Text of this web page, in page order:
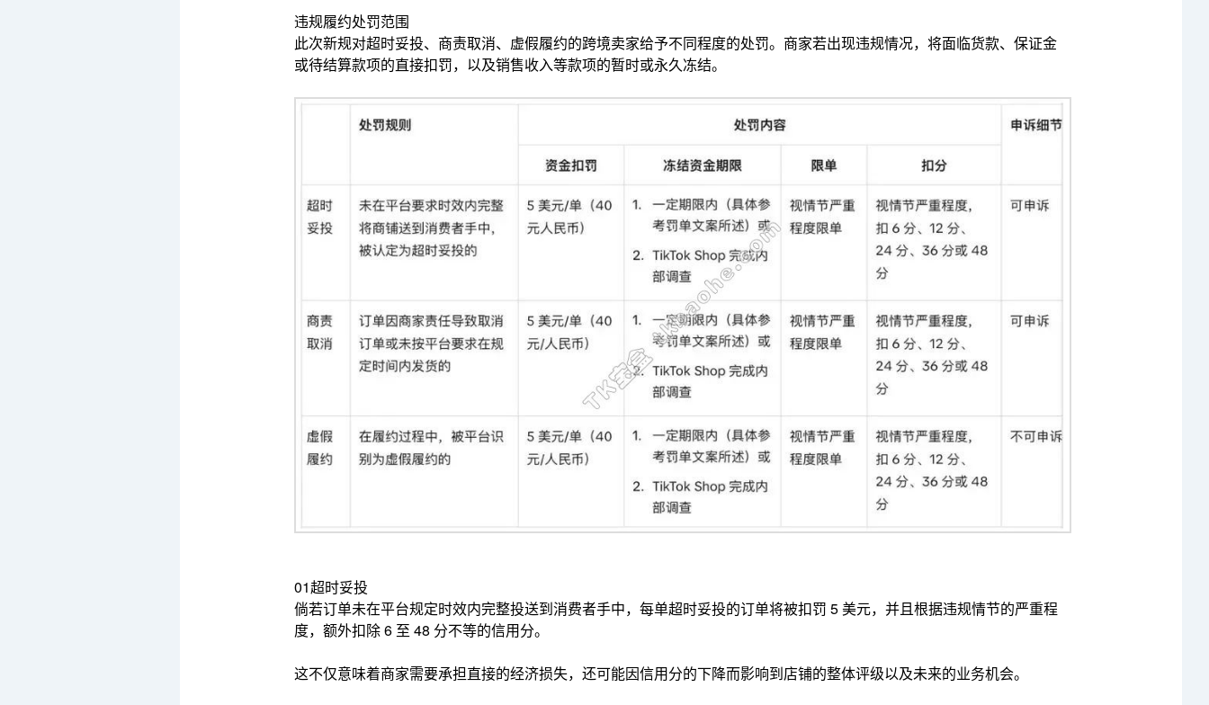
违规履约处罚范围
此次新规对超时妥投、商责取消、虚假履约的跨境卖家给予不同程度的处罚。 商家若出现违规情况，将面临货款、保证金
或待结算款项的直接扣罚，以及销售收入等款项的暂时或永久冻结。
01超时妥投
倘若订单未在平台规定时效内完整投送到消费者手中， 每单超时妥投的订单将被扣罚 5 美元， 并且根据违规情节的严重程
度， 额外扣除 6 至 48 分不等的信用分。
这不仅意味着商家需要承担直接的经济损失，还可能因信用分的下降而影响到店铺的整体评级以及未来的业务机会。